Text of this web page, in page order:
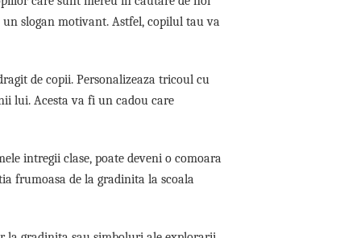
slogan motivant. Astfel, copilul tau va
de copii. Personalizeaza tricoul cu
lui. Acesta va fi un cadou care
intregii clase, poate deveni o comoara
frumoasa de la gradinita la scoala